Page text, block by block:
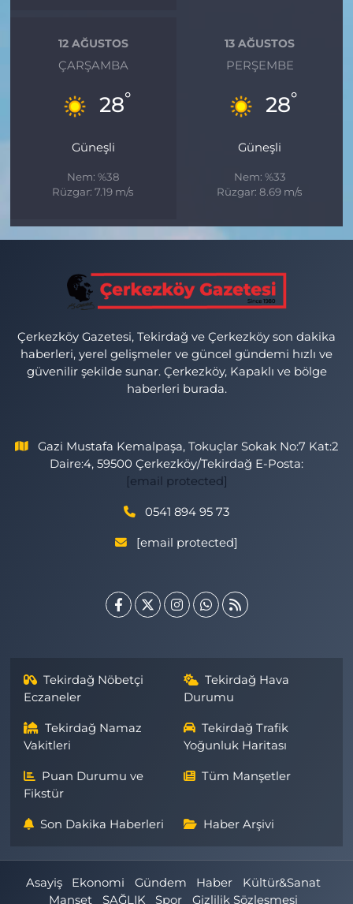
12 AĞUSTOS
ÇARŞAMBA
28°
Güneşli
Nem: %38
Rüzgar: 7.19 m/s
13 AĞUSTOS
PERŞEMBE
28°
Güneşli
Nem: %33
Rüzgar: 8.69 m/s
Çerkezköy Gazetesi, Tekirdağ ve Çerkezköy son dakika
haberleri, yerel gelişmeler ve güncel gündemi hızlı ve
güvenilir şekilde sunar. Çerkezköy, Kapaklı ve bölge
haberleri burada.
Gazi Mustafa Kemalpaşa, Tokuçlar Sokak No:7 Kat:2
Daire:4, 59500 Çerkezköy/Tekirdağ E-Posta:
[email protected]
0541 894 95 73
[email protected]
Tekirdağ Nöbetçi
Eczaneler
Tekirdağ Hava
Durumu
Tekirdağ Namaz
Vakitleri
Tekirdağ Trafik
Yoğunluk Haritası
Puan Durumu ve
Fikstür
Tüm Manşetler
Son Dakika Haberleri Haber Arşivi
Asayiş Ekonomi Gündem Haber
Kültür&Sanat
Manşet
SAĞLIK Spor Gizlilik Sözleşmesi